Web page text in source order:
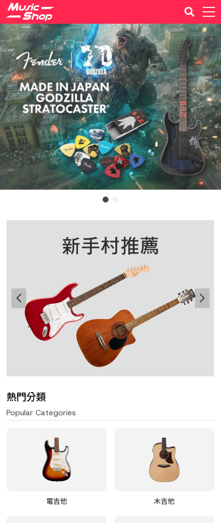
熱門分類
Popular Categories
電吉他 木吉他